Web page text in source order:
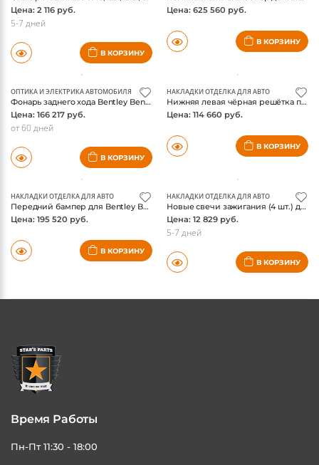
Цена: 2 116 руб.
5-7 дней
В КОРЗИНУ
Цена: 625 560 руб.
В КОРЗИНУ
ОПТИКА И ЭЛЕКТРИКА АВТОМОБИЛЯ
Фонарь заднего хода Bentley Bentayga 2016-2020, оригинал
Цена: 166 217 руб.
от 60 дней
В КОРЗИНУ
НАКЛАДКИ ОТДЕЛКА ДЛЯ АВТО
Нижняя левая чёрная решётка переднего бампера для Bentley Bentayga 2016–2020 гг. выпуска
Цена: 114 660 руб.
В КОРЗИНУ
НАКЛАДКИ ОТДЕЛКА ДЛЯ АВТО
Передний бампер для Bentley Bentayga серии 2016–2020 гг. выпуска
Цена: 195 520 руб.
В КОРЗИНУ
НАКЛАДКИ ОТДЕЛКА ДЛЯ АВТО
Новые свечи зажигания (4 шт.) для Bentley Bentayga/Continental GT/GTC (2018–2024 гг. выпуска)
Цена: 12 829 руб.
5-7 дней
В КОРЗИНУ
Время Работы
Пн-Пт 11:30 - 18:00